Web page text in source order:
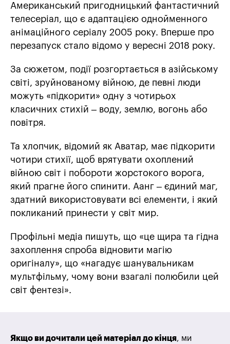
Американський пригодницький фантастичний
телесеріал, що є адаптацією однойменного
анімаційного серіалу 2005 року. Вперше про
перезапуск стало відомо у вересні 2018 року.
За сюжетом, події розгортається в азійському
світі, зруйнованому війною, де певні люди
можуть «підкорити» одну з чотирьох
класичних стихій – воду, землю, вогонь або
повітря.
Та хлопчик, відомий як Аватар, має підкорити
чотири стихії, щоб врятувати охоплений
війною світ і побороти жорстокого ворога,
який прагне його спинити. Аанг – єдиний маг,
здатний використовувати всі елементи, і який
покликаний принести у світ мир.
Профільні медіа пишуть, що «це щира та гідна
захоплення спроба відновити магію
оригіналу», що «нагадує шанувальникам
мультфільму, чому вони взагалі полюбили цей
світ фентезі».
Якщо ви дочитали цей матеріал до кінця, ми